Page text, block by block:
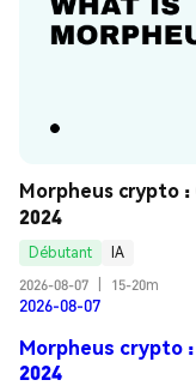
Morpheus crypto
2024
Débutant
IA
2026-08-07
15-20m
2026-08-07
Morpheus crypto
2024